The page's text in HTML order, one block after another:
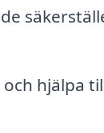
hjälpa